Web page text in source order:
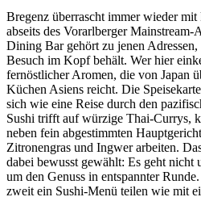
Bregenz überrascht immer wieder
abseits des Vorarlberger Mainstream-
Dining Bar gehört zu jenen Adressen,
Besuch im Kopf behält. Wer hier
fernöstlicher Aromen, die von Japan
Küchen Asiens reicht. Die
sich wie eine Reise durch den
Sushi trifft auf würzige Thai-Currys,
neben fein abgestimmten
Zitronengras und Ingwer arbeiten.
dabei bewusst gewählt: Es geht nicht
um den Genuss in entspannter
zweit ein Sushi-Menü teilen wie mit